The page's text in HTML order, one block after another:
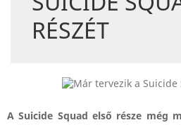
RÉSZÉT
A Suicide Squad első része még